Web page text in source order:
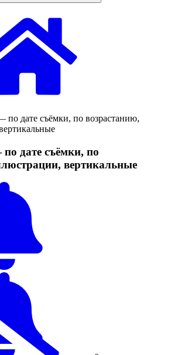
дате съёмки, по возрастанию,
дате съёмки, по
вертикальные